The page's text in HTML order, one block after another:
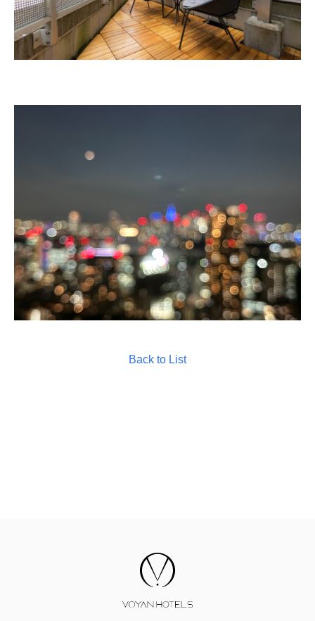
Back to List